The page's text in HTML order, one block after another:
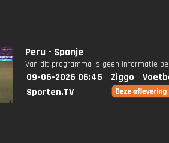
Peru - Spanje
Van dit programma is geen informatie
09-06-2026 06:45 Ziggo
Sporten.TV